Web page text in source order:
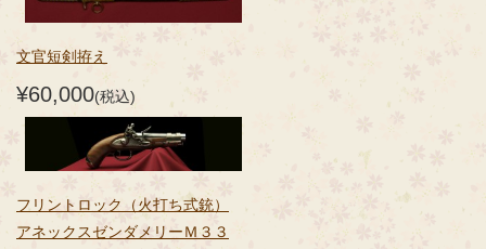
文官短剣拵え
¥60,000(税込)
フリントロック（火打ち式銃）
アネックスゼンダメリーＭ３３